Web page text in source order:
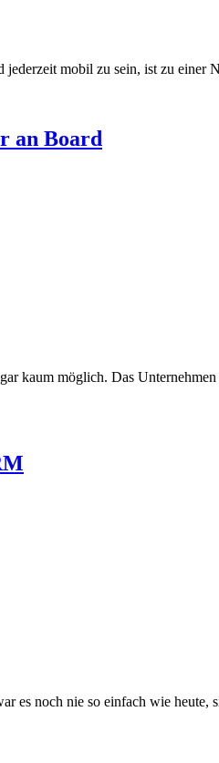
mobil zu sein, ist zu
an Board
kaum möglich. Das
es noch nie so einfach wie